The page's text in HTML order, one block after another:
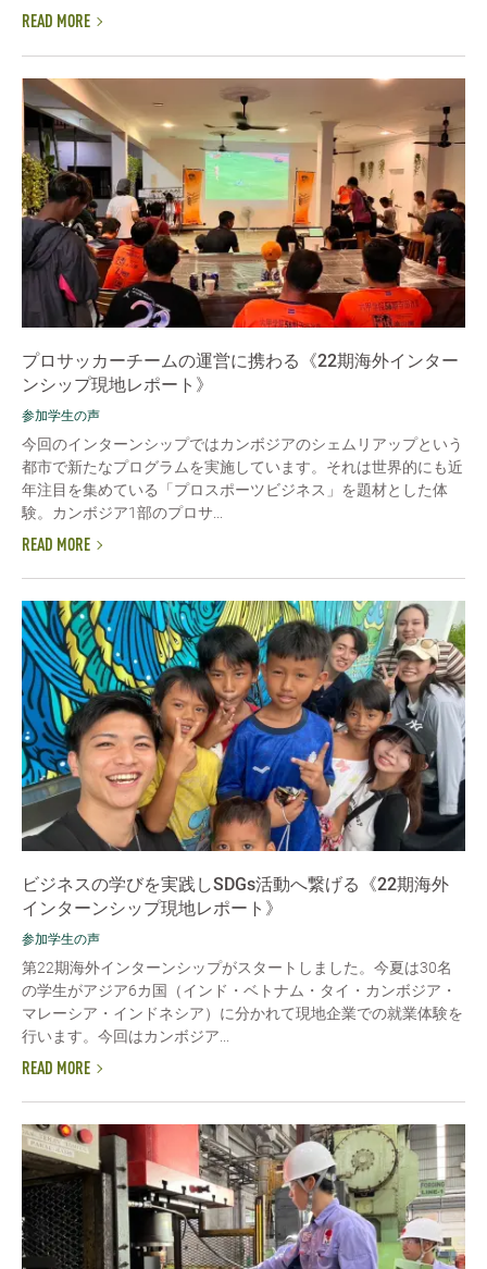
READ MORE
プロサッカーチームの運営に携わる《22期海外インター
ンシップ現地レポート》
参加学生の声
今回のインターンシップではカンボジアのシェムリアップという
都市で新たなプログラムを実施しています。それは世界的にも近
年注目を集めている「プロスポーツビジネス」を題材とした体
験。カンボジア1部のプロサ...
READ MORE
ビジネスの学びを実践しSDGs活動へ繋げる《22期海外
インターンシップ現地レポート》
参加学生の声
第22期海外インターンシップがスタートしました。今夏は30名
の学生がアジア6カ国（インド・ベトナム・タイ・カンボジア・
マレーシア・インドネシア）に分かれて現地企業での就業体験を
行います。今回はカンボジア...
READ MORE